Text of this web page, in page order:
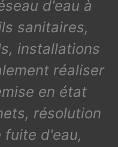
d'eau à
sanitaires,
installations
réaliser
en état
résolution
fuite d'eau,